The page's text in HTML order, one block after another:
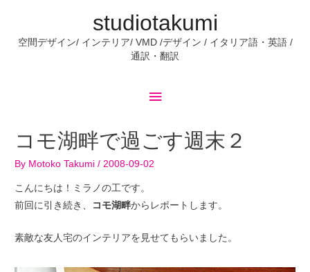
studiotakumi
空間デザイン/ インテリア/ VMD /デザイン / イタリア語・英語 /
通訳・翻訳
コモ湖畔で過ごす週末２
By Motoko Takumi / 2008-09-02
こんにちは！ミラノの工です。
前回に引き続き、
コモ湖畔からレポートします。
素敵な友人宅のインテリアを見せてもらいました。